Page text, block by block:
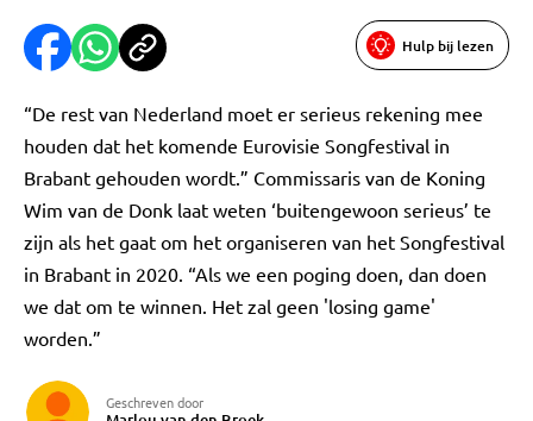
Hulp bij lezen
“De rest van Nederland moet er serieus rekening mee
houden dat het komende Eurovisie Songfestival in
Brabant gehouden wordt.” Commissaris van de Koning
Wim van de Donk laat weten ‘buitengewoon serieus’ te
zijn als het gaat om het organiseren van het Songfestival
in Brabant in 2020. “Als we een poging doen, dan doen
we dat om te winnen. Het zal geen 'losing game'
worden.”
Geschreven door